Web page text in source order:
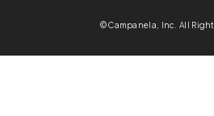
©Campanela, Inc. All